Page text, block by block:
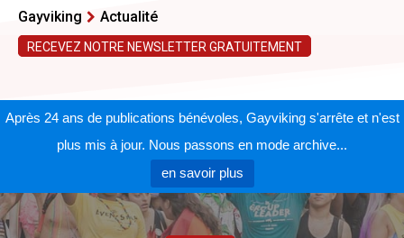
Gayviking Actualité
RECEVEZ NOTRE NEWSLETTER GRATUITEMENT